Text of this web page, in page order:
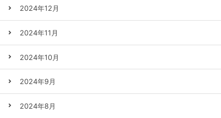
2024年12月
2024年11月
2024年10月
2024年9月
2024年8月